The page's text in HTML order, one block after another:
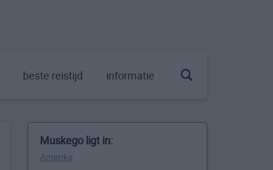
beste reistijd informatie
Muskego ligt in:
Amerika